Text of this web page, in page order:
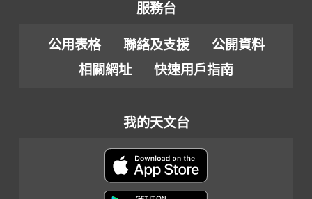
服務台
公用表格 聯絡及支援
公開資料
相關網址
快速用戶指南
我的天文台